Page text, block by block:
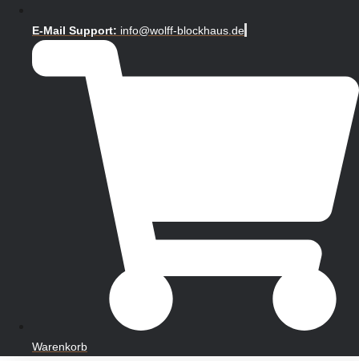
E-Mail Support: info@wolff-blockhaus.de
Warenkorb